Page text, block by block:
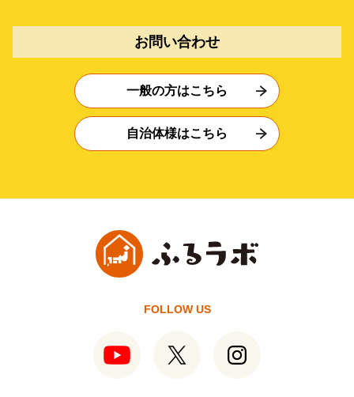
お問い合わせ
一般の方はこちら
自治体様はこちら
FOLLOW US